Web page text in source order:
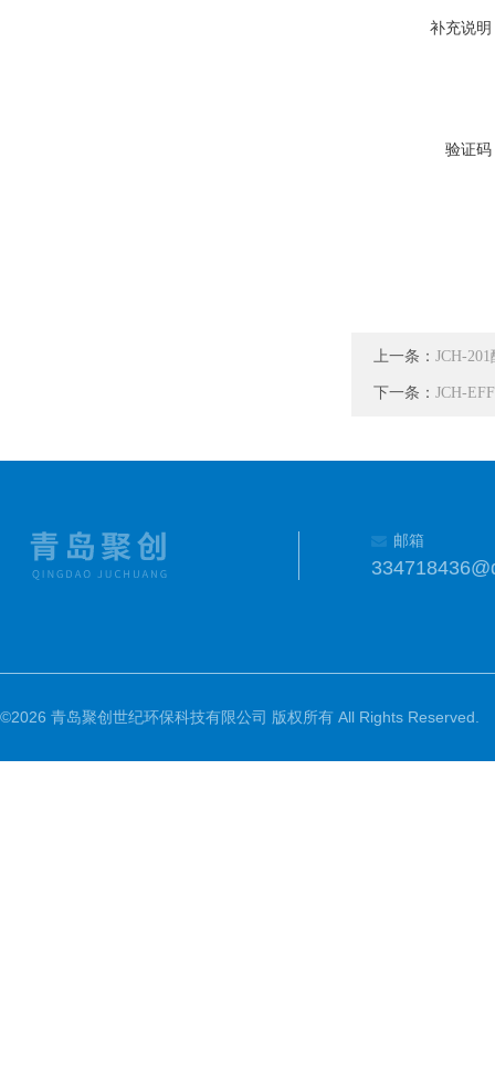
补充说明
验证码
上一条： JCH-
下一条： JCH-
邮箱
©2026 青岛聚创世纪环保科技有限公司 版权所有 All Rights Reserved.